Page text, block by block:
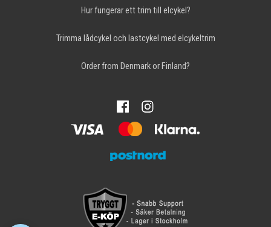
Hur fungerar ett trim till elcykel?
Trimma lådcykel och lastcykel med elcykeltrim
Order from Denmark or Finland?